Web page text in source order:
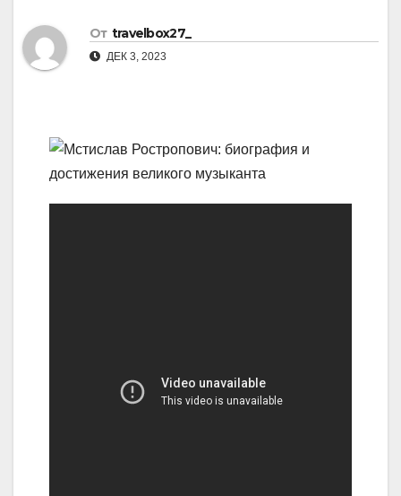
От travelbox27_
ДЕК 3, 2023